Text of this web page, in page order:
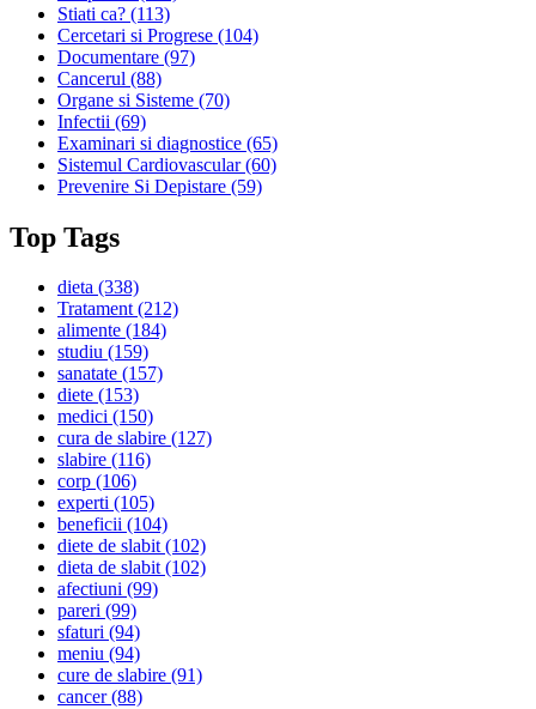
Stiati ca? (113)
Cercetari si Progrese (104)
Documentare (97)
Cancerul (88)
Organe si Sisteme (70)
Infectii (69)
Examinari si diagnostice (65)
Sistemul Cardiovascular(60)
Prevenire Si Depistare (59)
Top Tags
dieta (338)
Tratament(212)
alimente (184)
studiu (159)
sanatate (157)
diete (153)
medici (150)
cura de slabire (127)
slabire (116)
corp (106)
experti (105)
beneficii (104)
diete de slabit(102)
dieta de slabit(102)
afectiuni (99)
pareri (99)
sfaturi (94)
meniu (94)
cure de slabire (91)
cancer(88)